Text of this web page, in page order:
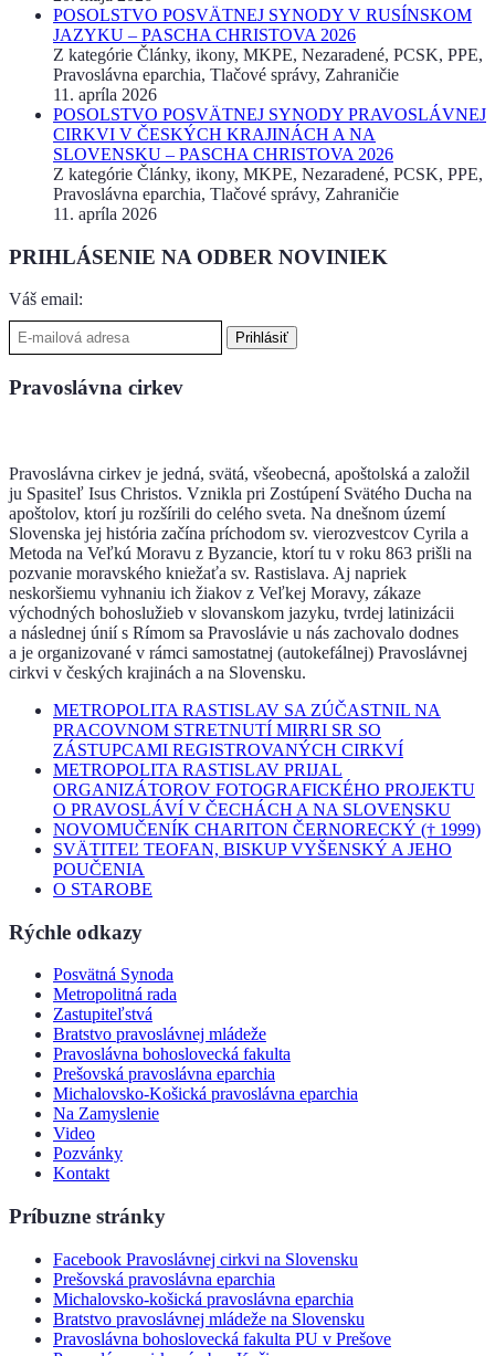
POSOLSTVO POSVÄTNEJ SYNODY V RUSÍNSKOM
JAZYKU – PASCHA CHRISTOVA 2026
Z kategórie Články, ikony, MKPE, Nezaradené, PCSK, PPE,
Pravoslávna eparchia, Tlačové správy, Zahraničie
11. apríla 2026
POSOLSTVO POSVÄTNEJ SYNODY PRAVOSLÁVNEJ
CIRKVI V ČESKÝCH KRAJINÁCH A NA
SLOVENSKU – PASCHA CHRISTOVA 2026
Z kategórie Články, ikony, MKPE, Nezaradené, PCSK, PPE,
Pravoslávna eparchia, Tlačové správy, Zahraničie
11. apríla 2026
PRIHLÁSENIE NA ODBER NOVINIEK
Váš email:
Pravoslávna cirkev
Pravoslávna cirkev je jedná, svätá, všeobecná, apoštolská a založil
ju Spasiteľ Isus Christos. Vznikla pri Zostúpení Svätého Ducha na
apoštolov, ktorí ju rozšírili do celého sveta. Na dnešnom území
Slovenska jej história začína príchodom sv. vierozvestcov Cyrila a
Metoda na Veľkú Moravu z Byzancie, ktorí tu v roku 863 prišli na
pozvanie moravského kniežaťa sv. Rastislava. Aj napriek
neskoršiemu vyhnaniu ich žiakov z Veľkej Moravy, zákaze
východných bohoslužieb v slovanskom jazyku, tvrdej latinizácii
a následnej únií s Rímom sa Pravoslávie u nás zachovalo dodnes
a je organizované v rámci samostatnej (autokefálnej) Pravoslávnej
cirkvi v českých krajinách a na Slovensku.
METROPOLITA RASTISLAV SA ZÚČASTNIL NA
PRACOVNOM STRETNUTÍ MIRRI SR SO
ZÁSTUPCAMI REGISTROVANÝCH CIRKVÍ
METROPOLITA RASTISLAV PRIJAL
ORGANIZÁTOROV FOTOGRAFICKÉHO PROJEKTU
O PRAVOSLÁVÍ V ČECHÁCH A NA SLOVENSKU
NOVOMUČENÍK CHARITON ČERNORECKÝ († 1999)
SVÄTITEĽ TEOFAN, BISKUP VYŠENSKÝ A JEHO
POUČENIA
O STAROBE
Rýchle odkazy
Posvätná Synoda
Metropolitná rada
Zastupiteľstvá
Bratstvo pravoslávnej mládeže
Pravoslávna bohoslovecká fakulta
Prešovská pravoslávna eparchia
Michalovsko-Košická pravoslávna eparchia
Na Zamyslenie
Video
Pozvánky
Kontakt
Príbuzne stránky
Facebook Pravoslávnej cirkvi na Slovensku
Prešovská pravoslávna eparchia
Michalovsko-košická pravoslávna eparchia
Bratstvo pravoslávnej mládeže na Slovensku
Pravoslávna bohoslovecká fakulta PU v Prešove